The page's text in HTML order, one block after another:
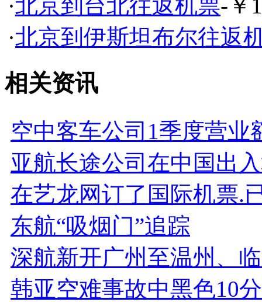
·北京到台北往返机票-￥
·北京到伊斯坦布尔往返
相关资讯
空中客车公司1季度营业
亚航长途公司在中国出
在艺龙网订了国际机票.
东航“吸烟门”追踪
深航新开广州至温州、
韩亚空难事故中黑色10